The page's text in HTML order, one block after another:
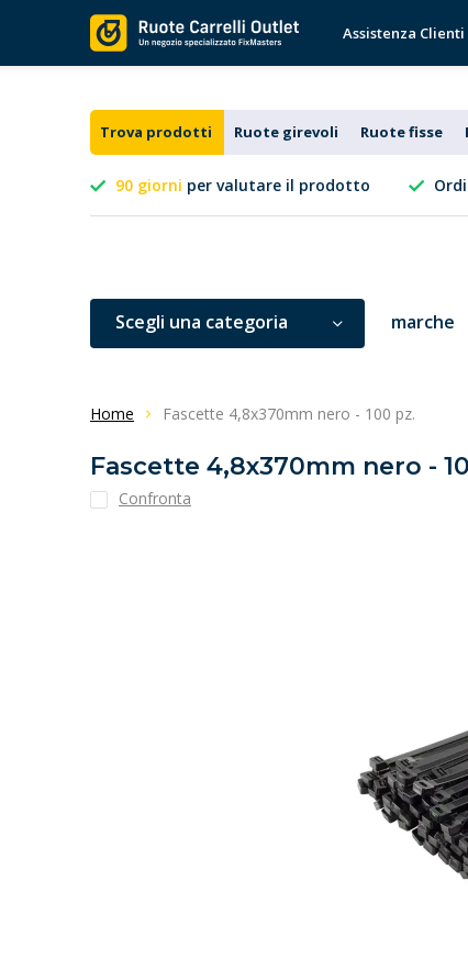
Assistenza Clienti
Trova prodotti Ruote girevoli Ruote fisse
90 giorni per valutare il prodotto
Scegli una categoria marche
Home Fascette 4,8x370mm nero - 100 pz.
Fascette 4,8x370mm nero -
Confronta